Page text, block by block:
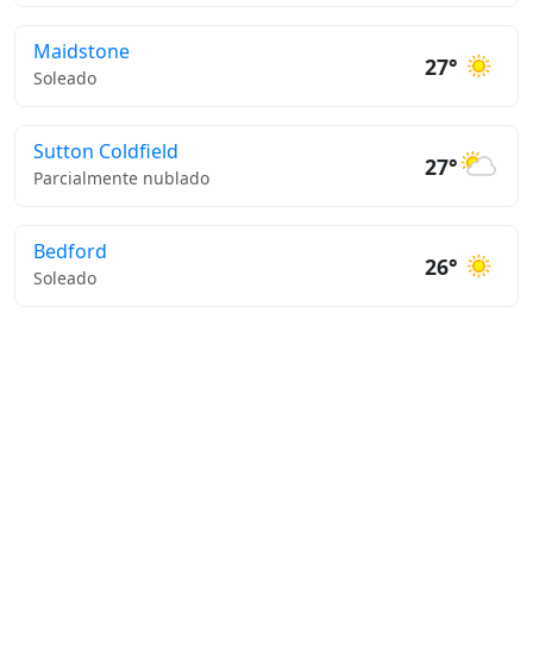
Maidstone
Soleado 27°
Sutton Coldfield
Parcialmente nublado 27°
Bedford
Soleado 26°